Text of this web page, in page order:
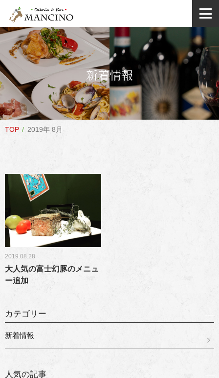
新着情報
TOP 2019年 8月
2019.08.28
大人気の富士幻豚のメニュ
ー追加
カテゴリー
新着情報
人気の記事